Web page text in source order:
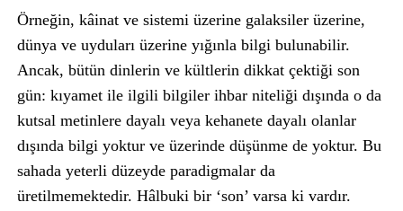
Örneğin, kâinat ve sistemi üzerine galaksiler üzerine,
dünya ve uyduları üzerine yığınla bilgi bulunabilir.
Ancak, bütün dinlerin ve kültlerin dikkat çektiği son
gün: kıyamet ile ilgili bilgiler ihbar niteliği dışında o da
kutsal metinlere dayalı veya kehanete dayalı olanlar
dışında bilgi yoktur ve üzerinde düşünme de yoktur. Bu
sahada yeterli düzeyde paradigmalar da
üretilmemektedir. Hâlbuki bir ‘son’ varsa ki vardır.